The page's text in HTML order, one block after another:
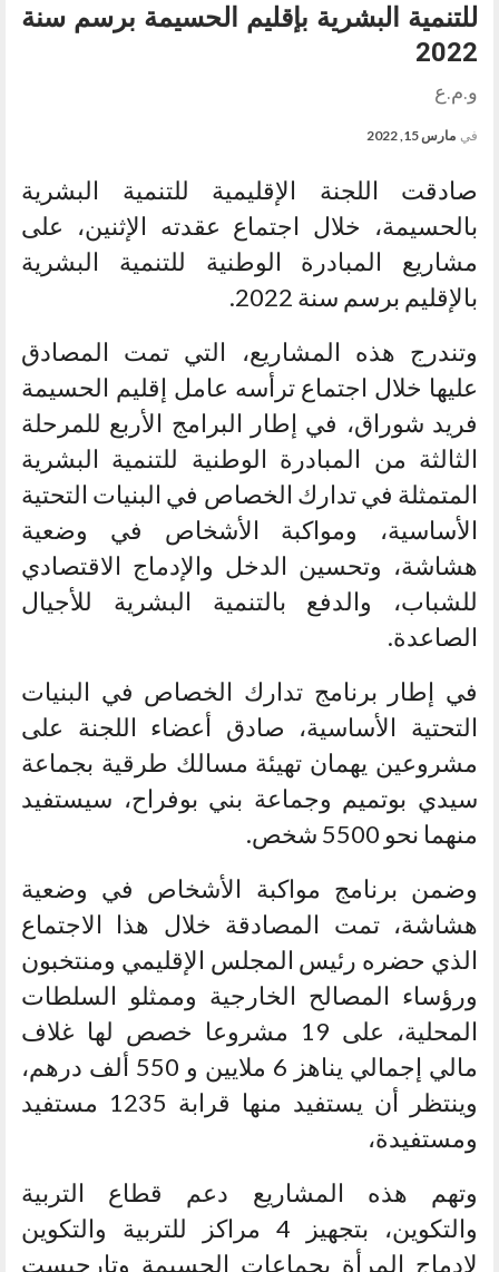
للتنمية البشرية بإقليم الحسيمة برسم سنة
2022
و.م.ع
في مارس 15, 2022
صادقت اللجنة الإقليمية للتنمية البشرية
بالحسيمة، خلال اجتماع عقدته الإثنين، على
مشاريع المبادرة الوطنية للتنمية البشرية
بالإقليم برسم سنة 2022.
وتندرج هذه المشاريع، التي تمت المصادق
عليها خلال اجتماع ترأسه عامل إقليم الحسيمة
فريد شوراق، في إطار البرامج الأربع للمرحلة
الثالثة من المبادرة الوطنية للتنمية البشرية
المتمثلة في تدارك الخصاص في البنيات التحتية
الأساسية، ومواكبة الأشخاص في وضعية
هشاشة، وتحسين الدخل والإدماج الاقتصادي
للشباب، والدفع بالتنمية البشرية للأجيال
الصاعدة.
في إطار برنامج تدارك الخصاص في البنيات
التحتية الأساسية، صادق أعضاء اللجنة على
مشروعين يهمان تهيئة مسالك طرقية بجماعة
سيدي بوتميم وجماعة بني بوفراح، سيستفيد
منهما نحو 5500 شخص.
وضمن برنامج مواكبة الأشخاص في وضعية
هشاشة، تمت المصادقة خلال هذا الاجتماع
الذي حضره رئيس المجلس الإقليمي ومنتخبون
ورؤساء المصالح الخارجية وممثلو السلطات
المحلية، على 19 مشروعا خصص لها غلاف
مالي إجمالي يناهز 6 ملايين و 550 ألف درهم،
وينتظر أن يستفيد منها قرابة 1235 مستفيد
ومستفيدة،
وتهم هذه المشاريع دعم قطاع التربية
والتكوين، بتجهيز 4 مراكز للتربية والتكوين
لإدماج المرأة بجماعات الحسيمة وتارجيست